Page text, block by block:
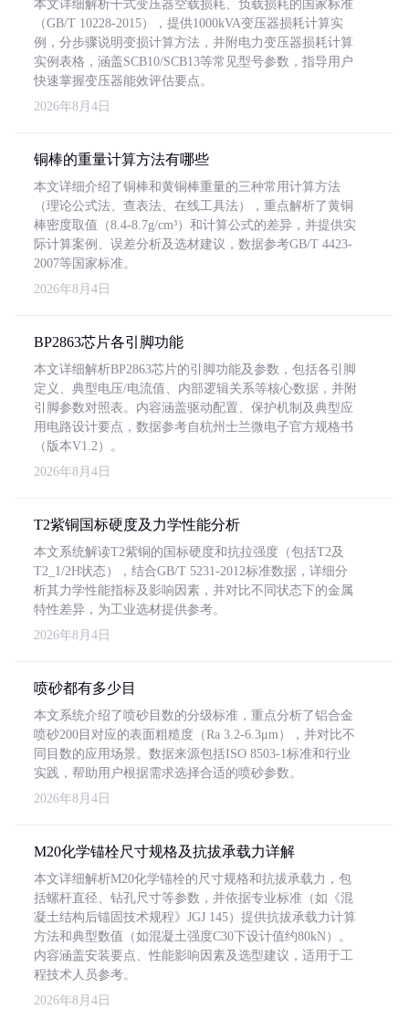
本文详细解析干式变压器空载损耗、负载损耗的国家标准
（GB/T 10228-2015），提供1000kVA变压器损耗计算实
例，分步骤说明变损计算方法，并附电力变压器损耗计算
实例表格，涵盖SCB10/SCB13等常见型号参数，指导用户
快速掌握变压器能效评估要点。
2026年8月4日
铜棒的重量计算方法有哪些
本文详细介绍了铜棒和黄铜棒重量的三种常用计算方法
（理论公式法、查表法、在线工具法），重点解析了黄铜
棒密度取值（8.4-8.7g/cm³）和计算公式的差异，并提供实
际计算案例、误差分析及选材建议，数据参考GB/T 4423-
2007等国家标准。
2026年8月4日
BP2863芯片各引脚功能
本文详细解析BP2863芯片的引脚功能及参数，包括各引脚
定义、典型电压/电流值、内部逻辑关系等核心数据，并附
引脚参数对照表。内容涵盖驱动配置、保护机制及典型应
用电路设计要点，数据参考自杭州士兰微电子官方规格书
（版本V1.2）。
2026年8月4日
T2紫铜国标硬度及力学性能分析
本文系统解读T2紫铜的国标硬度和抗拉强度（包括T2及
T2_1/2H状态），结合GB/T 5231-2012标准数据，详细分
析其力学性能指标及影响因素，并对比不同状态下的金属
特性差异，为工业选材提供参考。
2026年8月4日
喷砂都有多少目
本文系统介绍了喷砂目数的分级标准，重点分析了铝合金
喷砂200目对应的表面粗糙度（Ra 3.2-6.3μm），并对比不
同目数的应用场景。数据来源包括ISO 8503-1标准和行业
实践，帮助用户根据需求选择合适的喷砂参数。
2026年8月4日
M20化学锚栓尺寸规格及抗拔承载力详解
本文详细解析M20化学锚栓的尺寸规格和抗拔承载力，包
括螺杆直径、钻孔尺寸等参数，并依据专业标准（如《混
凝土结构后锚固技术规程》JGJ 145）提供抗拔承载力计算
方法和典型数值（如混凝土强度C30下设计值约80kN）。
内容涵盖安装要点、性能影响因素及选型建议，适用于工
程技术人员参考。
2026年8月4日